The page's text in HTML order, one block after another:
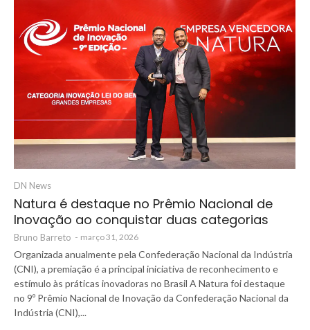
DN News
Natura é destaque no Prêmio Nacional de
Inovação ao conquistar duas categorias
Bruno Barreto - março 31, 2026
Organizada anualmente pela Confederação Nacional da Indústria
(CNI), a premiação é a principal iniciativa de reconhecimento e
estímulo às práticas inovadoras no Brasil A Natura foi destaque
no 9º Prêmio Nacional de Inovação da Confederação Nacional da
Indústria (CNI),...